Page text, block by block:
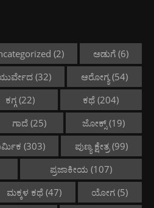
(2) ಅಡುಗೆ (6)
(32) ಆರೋಗ್ಯ (54)
ಕಗ್ಗ(22) ಕಥೆ (204)
ಗಾದೆ(25) ಜೋಕ್ಸ್ (19)
(303) ಪುಣ್ಯ ಕ್ಷೇತ್ರ(99)
ಪ್ರಜಾಕೀಯ (107)
ಮಕ್ಕಳ ಕಥೆ(47) ಯೋಗ (5)